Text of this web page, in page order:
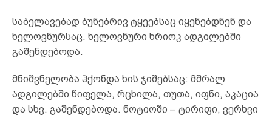
საბელავებად ბუნებრივ ტყეებსაც იყენებდნენ და
ხელოვნურსაც. ხელოვნური ხრიოკ ადგილებში
გაშენდებოდა.
მნიშვნელობა ჰქონდა ხის ჯიშებსაც: მშრალ
ადგილებში წიფელა, რცხილა, თუთა, იფნი, აკაცია
და სხვ. გაშენდებოდა. ნოტიოში – ტირიფი, ვერხვი